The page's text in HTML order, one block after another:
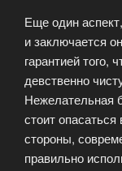
Еще один
и заключается
гарантией того,
девственно
Нежелательная
стоит
стороны,
правильно